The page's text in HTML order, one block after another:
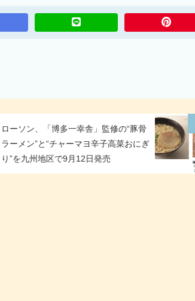
ローソン、「博多一幸舎」監修の“豚骨
ラーメン”と“チャーマヨ辛子高菜おにぎ
り”を九州地区で9月12日発売